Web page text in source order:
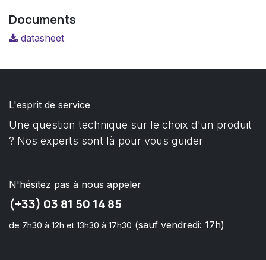
Documents
datasheet
L'esprit de service
Une question technique sur le choix d'un produit
? Nos experts sont là pour vous guider
N'hésitez pas à nous appeler
(+33) 03 81 50 14 85
de 7h30 à 12h et 13h30 à 17h30 (sauf vendredi: 17h)